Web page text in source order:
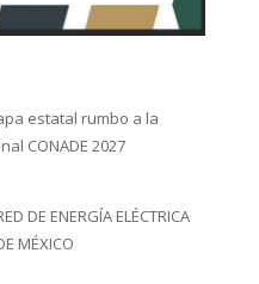
estatal rumbo a la
CONADE 2027
DE ENERGÍA ELÉCTRICA
MÉXICO